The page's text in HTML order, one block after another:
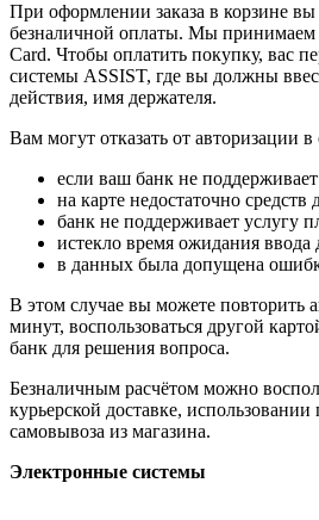
При оформлении заказа в корзине
безналичной оплаты. Мы принимаем
Card. Чтобы оплатить покупку, вас
системы ASSIST, где вы должны
действия, имя держателя.
Вам могут отказать от авторизации в
если ваш банк не
на карте недостаточно средств
банк не поддерживает услугу
истекло время ожидания ввода
в данных была допущена
В этом случае вы можете повторить
минут, воспользоваться другой
банк для решения вопроса.
Безналичным расчётом можно
курьерской доставке, использовании
самовывоза из магазина.
Электронные системы